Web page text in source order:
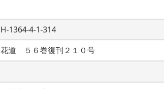
H-1364-4-1-314
花道　５６巻復刊２１０号